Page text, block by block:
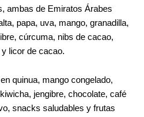
ambas de Emiratos Árabes
papa, uva, mango, granadilla,
cúrcuma, nibs de cacao,
licor de cacao.
quinua, mango congelado,
jengibre, chocolate, café
snacks saludables y frutas